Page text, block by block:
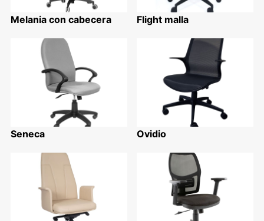
Melania con cabecera Flight malla
Seneca Ovidio